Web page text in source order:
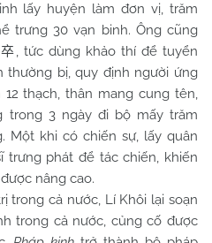
lấy huyện làm đơn vị, trăm
trưng 30 vạn binh. Ông cũng
, tức dùng khảo thí để tuyển
thường bị, quy định người ứng
thạch, thân mang cung tên,
trong 3 ngày đi bộ mấy trăm
Một khi có chiến sự, lấy quân
trưng phát để tác chiến, khiến
nâng cao.
cả nước, Lí Khôi lại soạn
trong cả nước, củng cố được